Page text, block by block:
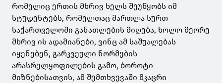
რომელიც ერთის მხრივ ხელს შეუწყობს იმ
სტუდენტებს, რომელთაც მართლა სურთ
საქართველოში განათლების მიღება, ხოლო მეორე
მხრივ ის ადამიანები, ვინც ამ საშუალებას
იყენებენ, გარკვეული ნორმების
არასრულყოფილების გამო, ბოროტი
მიზნებისათვის, ამ შემთხვევაში მკაცრი